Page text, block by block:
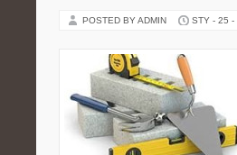
POSTED BY ADMIN STY - 25 -